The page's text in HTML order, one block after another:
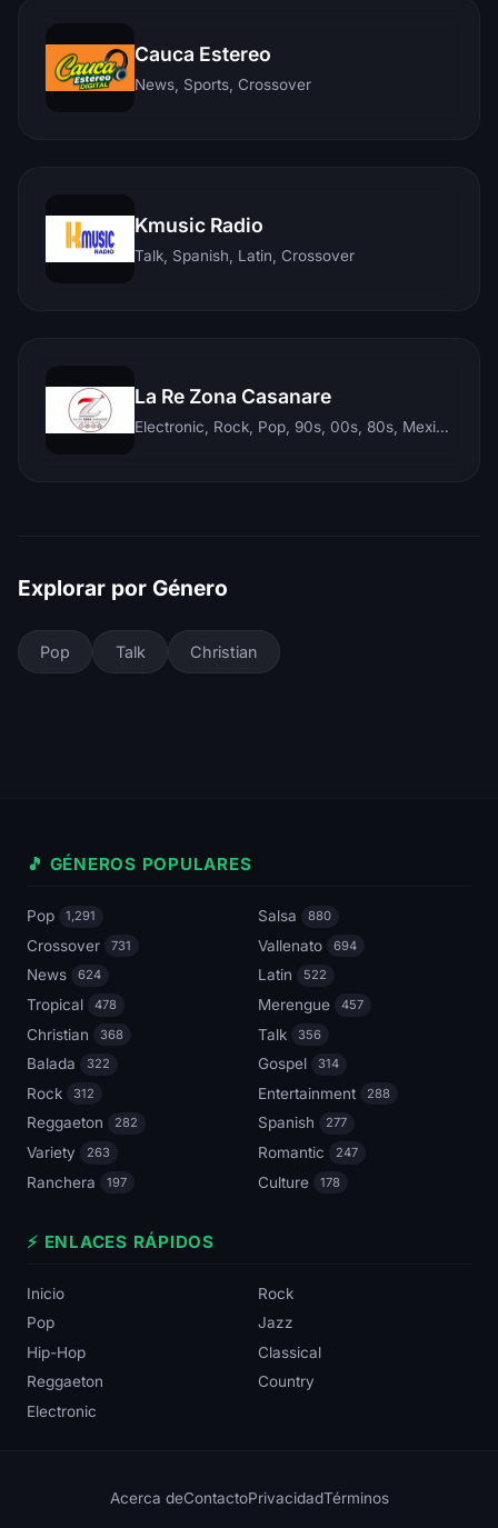
Cauca Estereo
News, Sports, Crossover
Kmusic Radio
Talk, Spanish, Latin, Crossover
La Re Zona Casanare
Electronic, Rock, Pop, 90s, 00s, 80s, Mexican, Ranchera, Reggaeton, Instrumental, Salsa, Merengue, Tropical, Romantic, Vallenato, Llanera
Explorar por Género
Pop Talk Christian
🎵 GÉNEROS POPULARES
Pop 1,291 Salsa 880
Crossover 731 Vallenato 694
News 624 Latin 522
Tropical 478 Merengue 457
Christian 368 Talk 356
Balada 322 Gospel 314
Rock 312 Entertainment 288
Reggaeton 282 Spanish 277
Variety 263 Romantic 247
Ranchera 197 Culture 178
⚡ ENLACES RÁPIDOS
Inicio
Rock
Pop
Jazz
Hip-Hop
Classical
Reggaeton
Country
Electronic
Acerca deContactoPrivacidadTérminos